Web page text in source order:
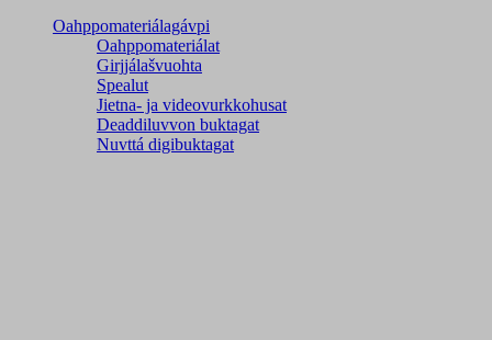
Oahppomateriálagávpi
Oahppomateriálat
Girjjálašvuohta
Spealut
Jietna- ja videovurkkohusat
Deaddiluvvon buktagat
Nuvttá digibuktagat